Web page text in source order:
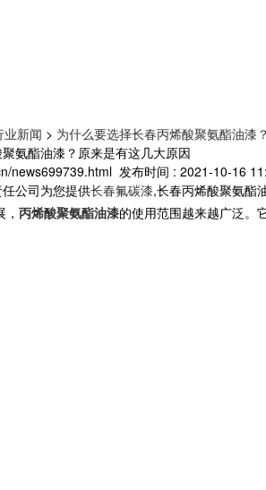
业新闻 > 为什么要选择长春丙烯酸聚氨酯油漆
氨酯油漆？原来是有这几大原因
news699739.html 发布时间 : 2021-10-16
公司为您提供长春氟碳漆,长春丙烯酸聚氨酯
丙烯酸聚氨酯油漆的使用范围越来越广泛。